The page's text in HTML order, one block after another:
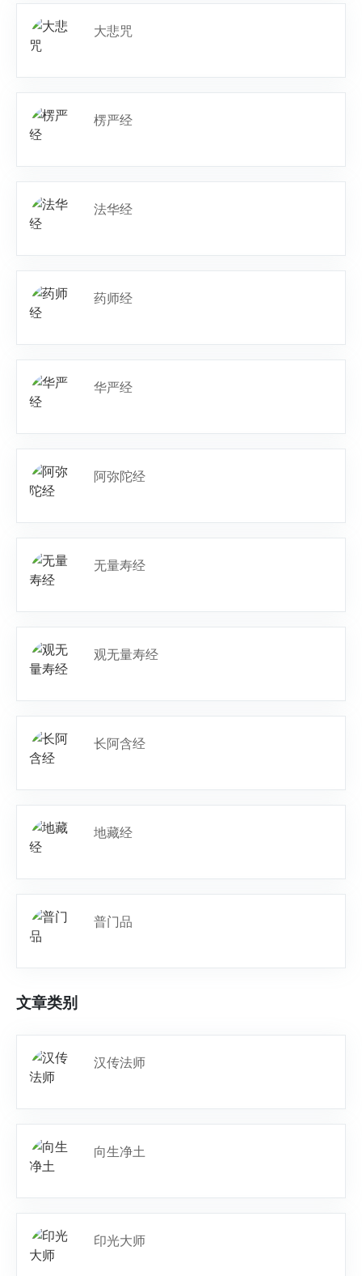
大悲咒
楞严经
法华经
药师经
华严经
阿弥陀经
无量寿经
观无量寿经
长阿含经
地藏经
普门品
文章类别
汉传法师
向生净土
印光大师